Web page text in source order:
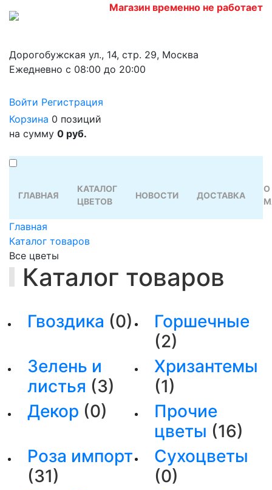
Магазин временно не работает
Дорогобужская ул., 14, стр. 29, Москва
Ежедневно с 08:00 до 20:00
Войти Регистрация
Корзина 0 позиций
на сумму 0 руб.
ГЛАВНАЯ
КАТАЛОГ
ЦВЕТОВ
НОВОСТИ ДОСТАВКА
О
Главная
Каталог товаров
Все цветы
Каталог товаров
Гвоздика (0)
Горшечные
(2)
Зелень и
листья (3)
Хризантемы
(1)
Декор (0)
Прочие
цветы (16)
Роза импорт
(31)
Сухоцветы
(0)